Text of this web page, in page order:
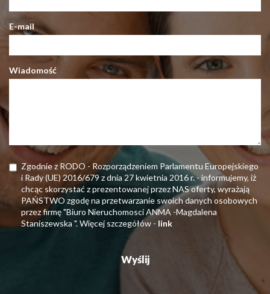
E-mail
Wiadomość
Zgodnie z RODO - Rozporządzeniem Parlamentu Europejskiego
i Rady (UE) 2016/679 z dnia 27 kwietnia 2016 r. - informujemy, iż
chcąc skorzystać z prezentowanej przez NAS oferty, wyrażają
PAŃSTWO zgodę na przetwarzanie swoich danych osobowych
przez firmę "Biuro Nieruchomosci ANMA -Magdalena
Staniszewska ". Więcej szczegółów - link